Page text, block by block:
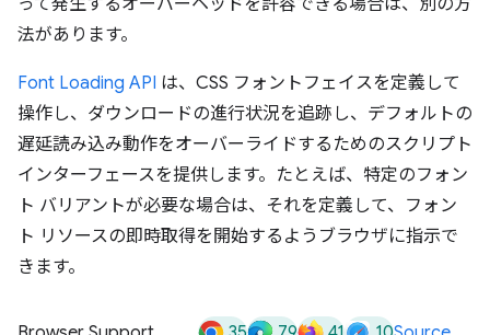
法があります。
Font Loading API は、CSS フォントフェイスを定義して
操作し、ダウンロードの進行状況を追跡し、デフォルトの
遅延読み込み動作をオーバーライドするためのスクリプト
インターフェースを提供します。たとえば、特定のフォン
ト バリアントが必要な場合は、それを定義して、フォン
ト リソースの即時取得を開始するようブラウザに指示で
きます。